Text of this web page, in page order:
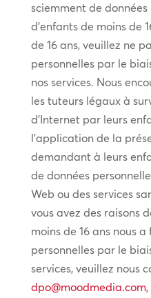
sciemment de
d’enfants de moins de
de 16 ans, veuillez ne
personnelles par le
nos services. Nous
les tuteurs légaux à
d’Internet par leurs
l’application de la
demandant à leurs
de données
Web ou des services
vous avez des raisons
moins de 16 ans nous
personnelles par le
services, veuillez nous
dpo@moodmedia.com,